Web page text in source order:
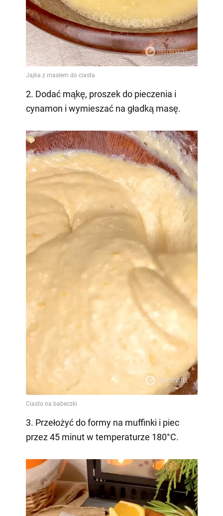
2. Dodać mąkę, proszek do pieczenia i
cynamon i wymieszać na gładką masę.
3. Przełożyć do formy na muffinki i piec
przez 45 minut w temperaturze 180°C.